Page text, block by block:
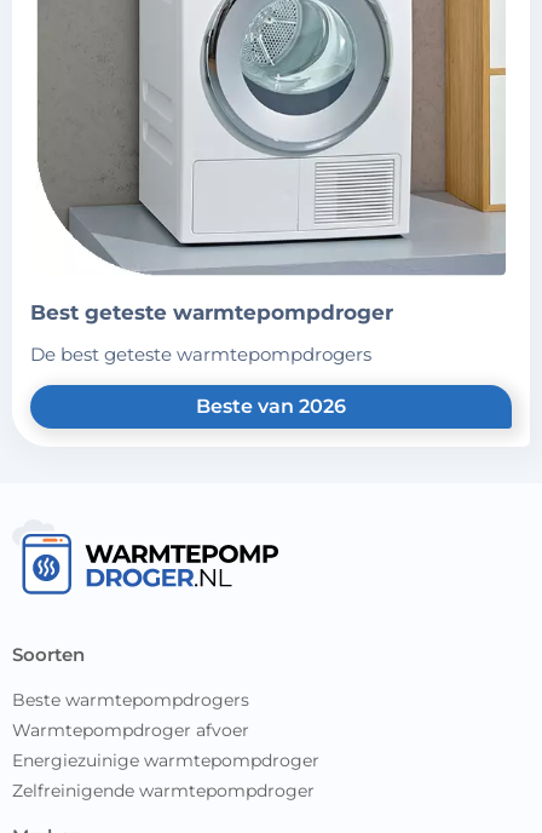
best geteste warmtepompdroger
de best geteste warmtepompdrogers
Beste van 2026
soorten
Beste warmtepompdrogers
Warmtepompdroger afvoer
Energiezuinige warmtepompdroger
Zelfreinigende warmtepompdroger